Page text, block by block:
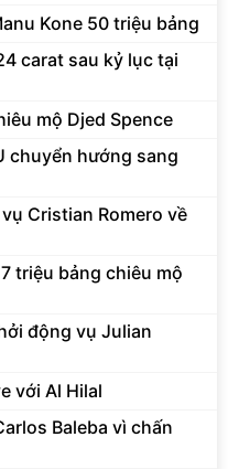
Kone 50 triệu bảng
carat sau kỷ lục tại
mộ Djed Spence
chuyển hướng sang
Cristian Romero về
triệu bảng chiêu mộ
động vụ Julian
với Al Hilal
Baleba vì chấn